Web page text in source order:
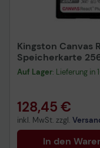
Kingston Canvas
Speicherkarte
Auf Lager: Lieferung in
128,45 €
inkl. MwSt. zzgl.
In den